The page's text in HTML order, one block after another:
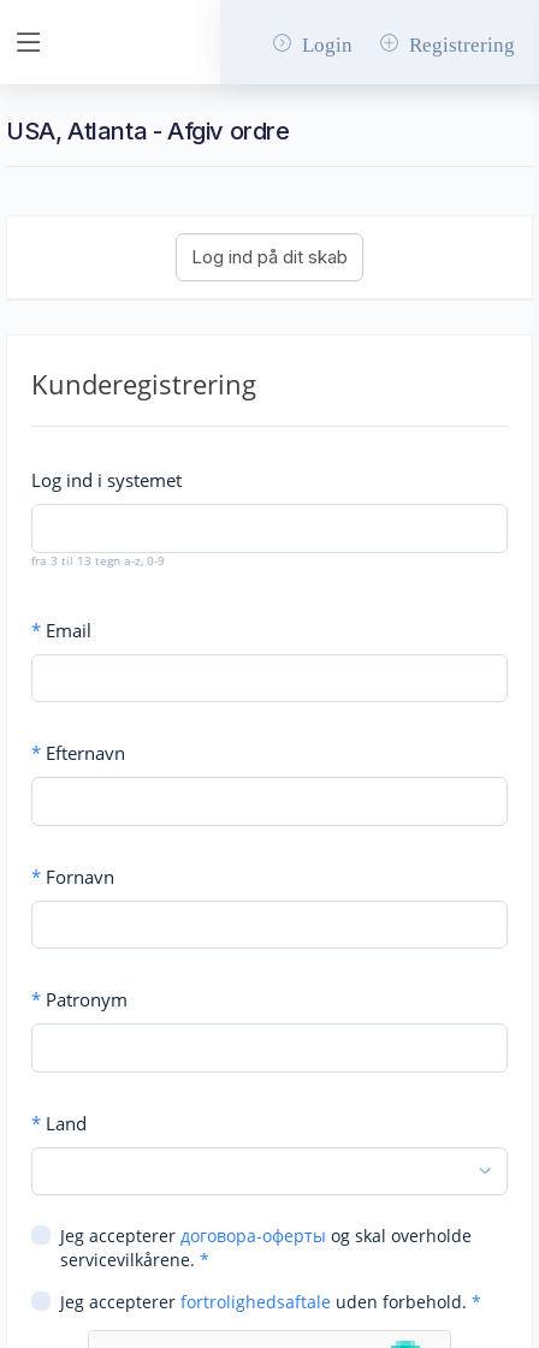
Login Registrering
USA, Atlanta - Afgiv ordre
Kunderegistrering
Log ind i systemet
fra 3 til 13 tegn a-z, 0-9
* Email
* Efternavn
* Fornavn
* Patronym
* Land
Jeg accepterer договора-оферты og skal overholde
servicevilkårene. *
Jeg accepterer fortrolighedsaftale uden forbehold. *